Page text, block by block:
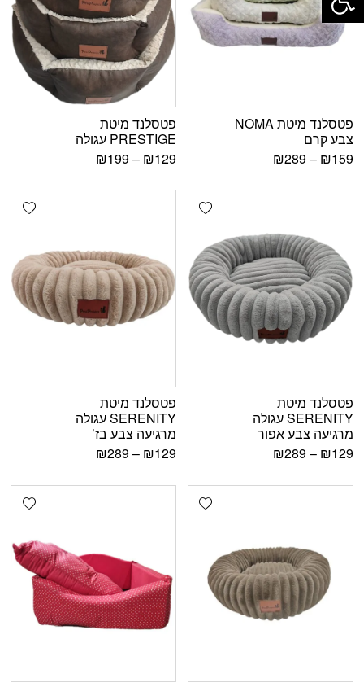
פטסלנד מיטת NOMA
צבע קרם
₪159
–
₪289
פטסלנד מיטת
PRESTIGE עגולה
₪129
–
₪199
Add wishlist
פטסלנד מיטת
SERENITY עגולה
מרגיעה צבע אפור
₪129
–
₪289
פטסלנד מיטת
SERENITY עגולה
מרגיעה צבע בז’
₪129
–
₪289
Add wishlist